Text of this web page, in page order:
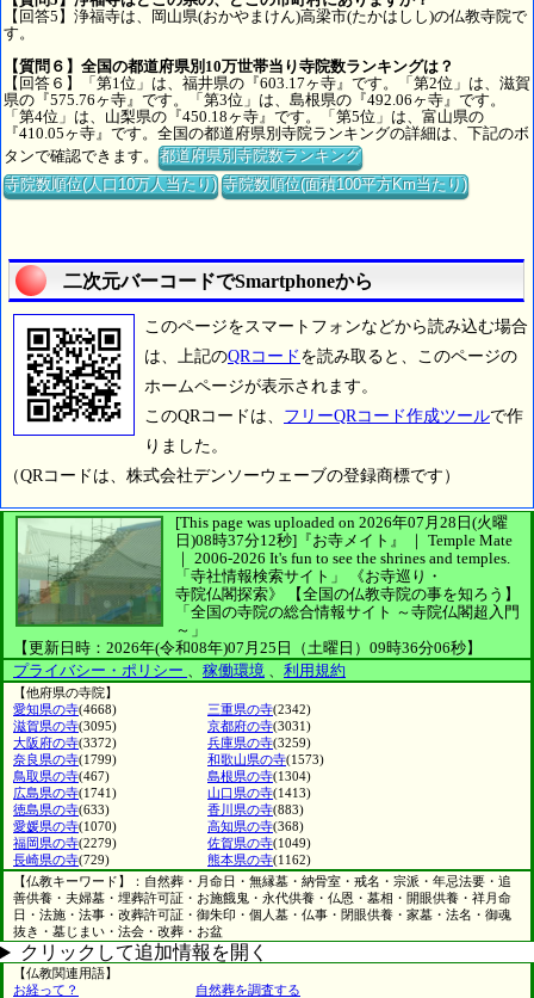
【回答5】浄福寺は、岡山県(おかやまけん)高梁市(たかはしし)の仏教寺院で
す。
【質問６】全国の都道府県別10万世帯当り寺院数ランキングは？
【回答６】「第1位」は、福井県の『603.17ヶ寺』です。「第2位」は、滋賀
県の『575.76ヶ寺』です。「第3位」は、島根県の『492.06ヶ寺』です。
「第4位」は、山梨県の『450.18ヶ寺』です。「第5位」は、富山県の
『410.05ヶ寺』です。全国の都道府県別寺院ランキングの詳細は、下記のボ
タンで確認できます。都道府県別寺院数ランキング
寺院数順位(人口10万人当たり) 寺院数順位(面積100平方Km当たり)
二次元バーコードでSmartphoneから
このページをスマートフォンなどから読み込む場合
は、上記のQRコード を読み取ると、このページの
ホームページが表示されます。
このQRコードは、 フリーQRコード作成ツールで作
りました。
（QRコードは、株式会社デンソーウェーブの登録商標です）
[This page was uploaded on 2026年07月28日(火曜
日)08時37分12秒] 『お寺メイト』 ｜ Temple Mate
｜ 2006-2026 It's fun to see the shrines and temples.
「寺社情報検索サイト」
《お寺巡り・
寺院仏閣探索》
【全国の仏教寺院の事を知ろう】
「全国の寺院の総合情報サイト ～寺院仏閣超入門
～」
【更新日時：2026年(令和08年)07月25日（土曜日）09時36分06秒】
プライバシー・ポリシー 、 稼働環境 、 利用規約
【他府県の寺院】
愛知県の寺(4668) 三重県の寺(2342)
滋賀県の寺(3095) 京都府の寺(3031)
大阪府の寺(3372) 兵庫県の寺(3259)
奈良県の寺(1799) 和歌山県の寺(1573)
鳥取県の寺(467) 島根県の寺(1304)
広島県の寺(1741) 山口県の寺(1413)
徳島県の寺(633) 香川県の寺(883)
愛媛県の寺(1070) 高知県の寺(368)
福岡県の寺(2279) 佐賀県の寺(1049)
長崎県の寺(729) 熊本県の寺(1162)
【仏教キーワード】：自然葬・月命日・無縁墓・納骨室・戒名・宗派・年忌法要・追
善供養・夫婦墓・埋葬許可証・お施餓鬼・永代供養・仏恩・墓相・開眼供養・祥月命
日・法施・法事・改葬許可証・御朱印・個人墓・仏事・閉眼供養・家墓・法名・御魂
抜き・墓じまい・法会・改葬・お盆
クリックして追加情報を開く
【仏教関連用語】
お経って？
自然葬を調査する